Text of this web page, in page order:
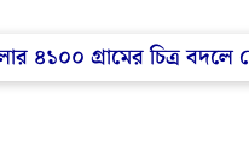
৪১০০ গ্রামের চিত্র বদলে